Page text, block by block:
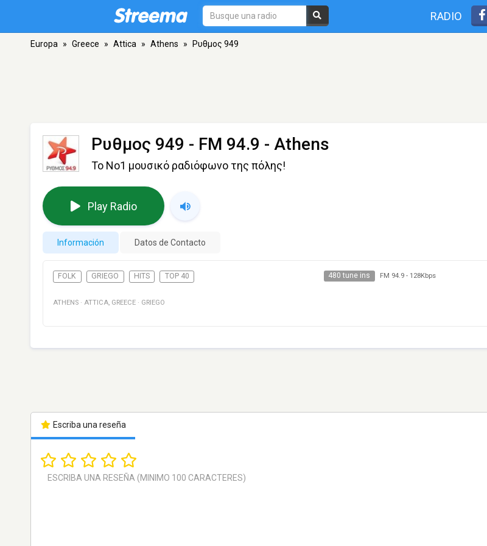
RADIO
Europa » Greece » Attica » Athens » Ρυθμος 949
Ρυθμος 949 - FM 94.9 - Athens
Το Νο1 μουσικό ραδιόφωνο της πόλης!
Play Radio
Información Datos de Contacto
FOLK GRIEGO HITS TOP 40 480 tune ins FM 94.9- 128Kbps
ATHENS · ATTICA, GREECE · GRIEGO
Escriba una reseña